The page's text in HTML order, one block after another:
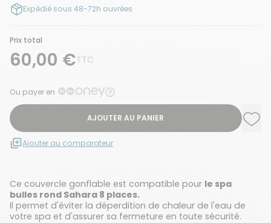
Expédié sous 48-72h ouvrées
Prix total
60,00 €TTC
Ou payer en
AJOUTER AU PANIER
Ajouter au comparateur
Ce couvercle gonflable est compatible pour le spa
bulles rond Sahara 8 places.
Il permet d'éviter la déperdition de chaleur de l'eau de
votre spa et d'assurer sa fermeture en toute sécurité.